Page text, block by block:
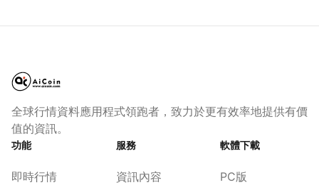
全球行情資料應用程式領跑者，致力於更有效率地提供有價
值的資訊。
功能
即時行情
服務
資訊內容
軟體下載
PC版